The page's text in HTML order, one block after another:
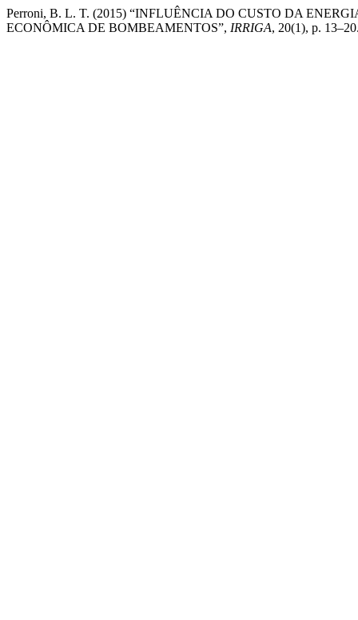
Perroni, B. L. T. (2015) “INFLUÊNCIA DO CUSTO DA
ECONÔMICA DE BOMBEAMENTOS”, IRRIGA, 20(1), p.